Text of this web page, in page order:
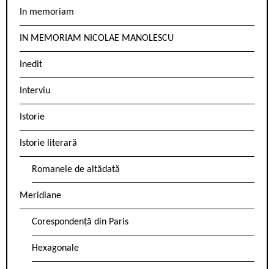
In memoriam
IN MEMORIAM NICOLAE MANOLESCU
Inedit
Interviu
Istorie
Istorie literară
Romanele de altădată
Meridiane
Corespondență din Paris
Hexagonale